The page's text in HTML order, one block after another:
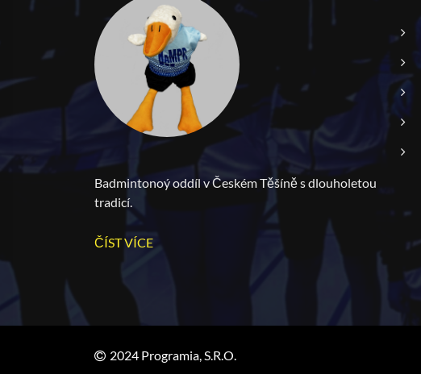
Badmintonoý oddíl v Českém Těšíně s dlouholetou
tradicí.
ČÍST VÍCE
2024 Programia, S.r.o.